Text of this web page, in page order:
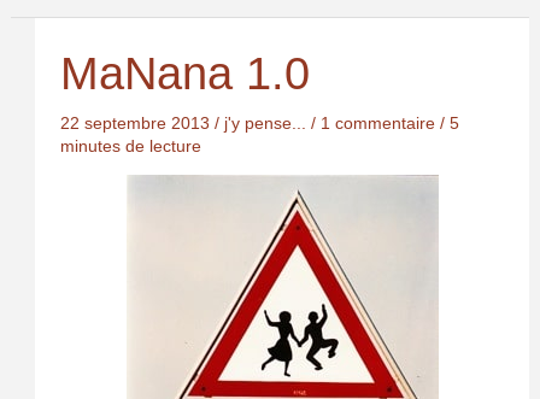
MaNana 1.0
22 septembre 2013 / j'y pense... / 1 commentaire / 5
minutes de lecture